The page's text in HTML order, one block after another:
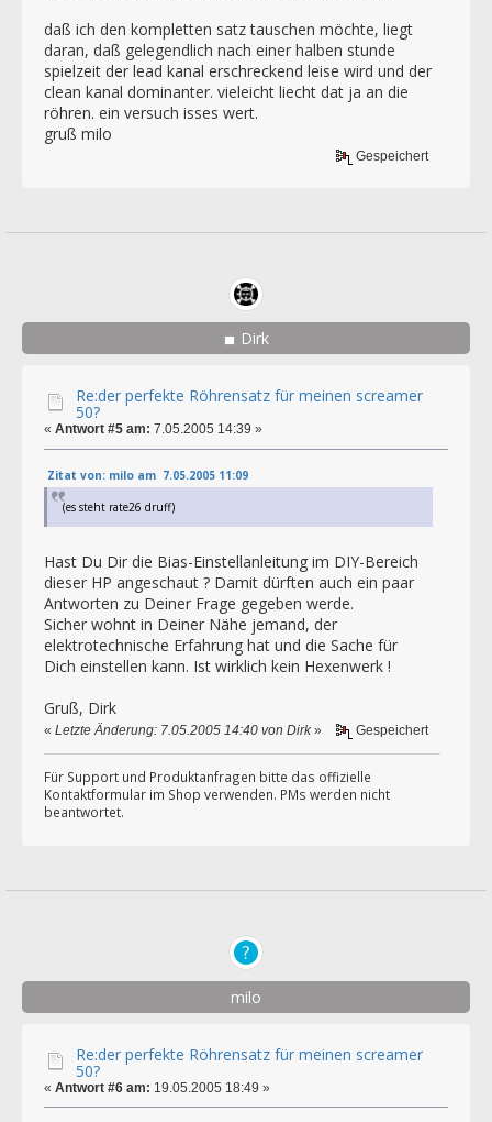
daß ich den kompletten satz tauschen möchte, liegt
daran, daß gelegendlich nach einer halben stunde
spielzeit der lead kanal erschreckend leise wird und der
clean kanal dominanter. vieleicht liecht dat ja an die
röhren. ein versuch isses wert.
gruß milo
Gespeichert
Dirk
Re:der perfekte Röhrensatz für meinen screamer
50?
« Antwort #5 am: 7.05.2005 14:39 »
Zitat von: milo am 7.05.2005 11:09
(es steht rate26 druff)
Hast Du Dir die Bias-Einstellanleitung im DIY-Bereich
dieser HP angeschaut ? Damit dürften auch ein paar
Antworten zu Deiner Frage gegeben werde.
Sicher wohnt in Deiner Nähe jemand, der
elektrotechnische Erfahrung hat und die Sache für
Dich einstellen kann. Ist wirklich kein Hexenwerk !
Gruß, Dirk
« Letzte Änderung: 7.05.2005 14:40 von Dirk» Gespeichert
Für Support und Produktanfragen bitte das offizielle
Kontaktformular im Shop verwenden. PMs werden nicht
beantwortet.
milo
Re:der perfekte Röhrensatz für meinen screamer
50?
« Antwort #6 am: 19.05.2005 18:49 »